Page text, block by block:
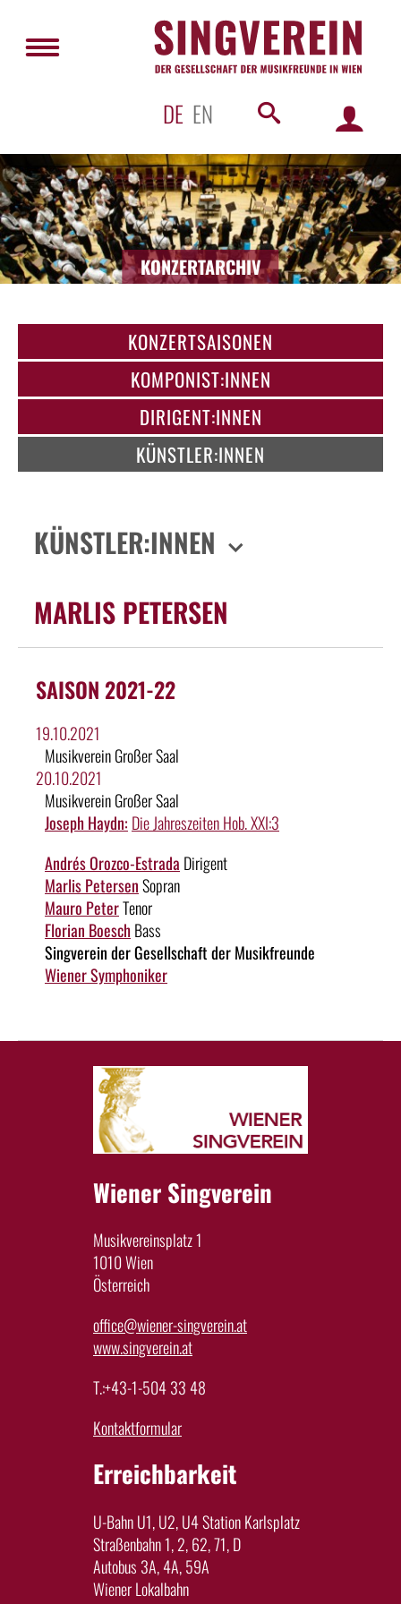
DE EN
KONZERTARCHIV
KONZERTSAISONEN
KOMPONIST:INNEN
DIRIGENT:INNEN
KÜNSTLER:INNEN
KÜNSTLER:INNEN
MARLIS PETERSEN
SAISON 2021-22
19.10.2021
Musikverein Großer Saal
20.10.2021
Musikverein Großer Saal
Joseph Haydn: Die Jahreszeiten Hob. XXI:3
Andrés Orozco-Estrada Dirigent
Marlis PetersenSopran
Mauro PeterTenor
Florian BoeschBass
Singverein der Gesellschaft der Musikfreunde
Wiener Symphoniker
Wiener Singverein
Musikvereinsplatz 1
1010 Wien
Österreich
office@wiener-singverein.at
www.singverein.at
T.:+43-1-504 33 48
Kontaktformular
Erreichbarkeit
U-Bahn U1, U2, U4 Station Karlsplatz
Straßenbahn 1, 2, 62, 71, D
Autobus 3A, 4A, 59A
Wiener Lokalbahn